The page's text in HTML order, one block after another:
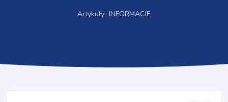
Artykuły INFORMACJE